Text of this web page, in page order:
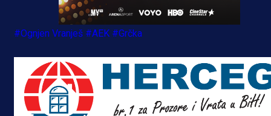
#Ognjen Vranješ #AEK #Grčka